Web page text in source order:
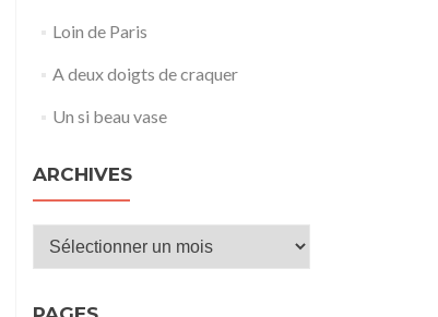
Loin de Paris
A deux doigts de craquer
Un si beau vase
ARCHIVES
Archives